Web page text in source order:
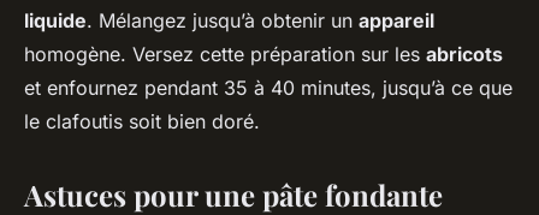
liquide. Mélangez jusqu’à obtenir un appareil
homogène. Versez cette préparation sur les abricots
et enfournez pendant 35 à 40 minutes, jusqu’à ce que
le clafoutis soit bien doré.
Astuces pour une pâte fondante